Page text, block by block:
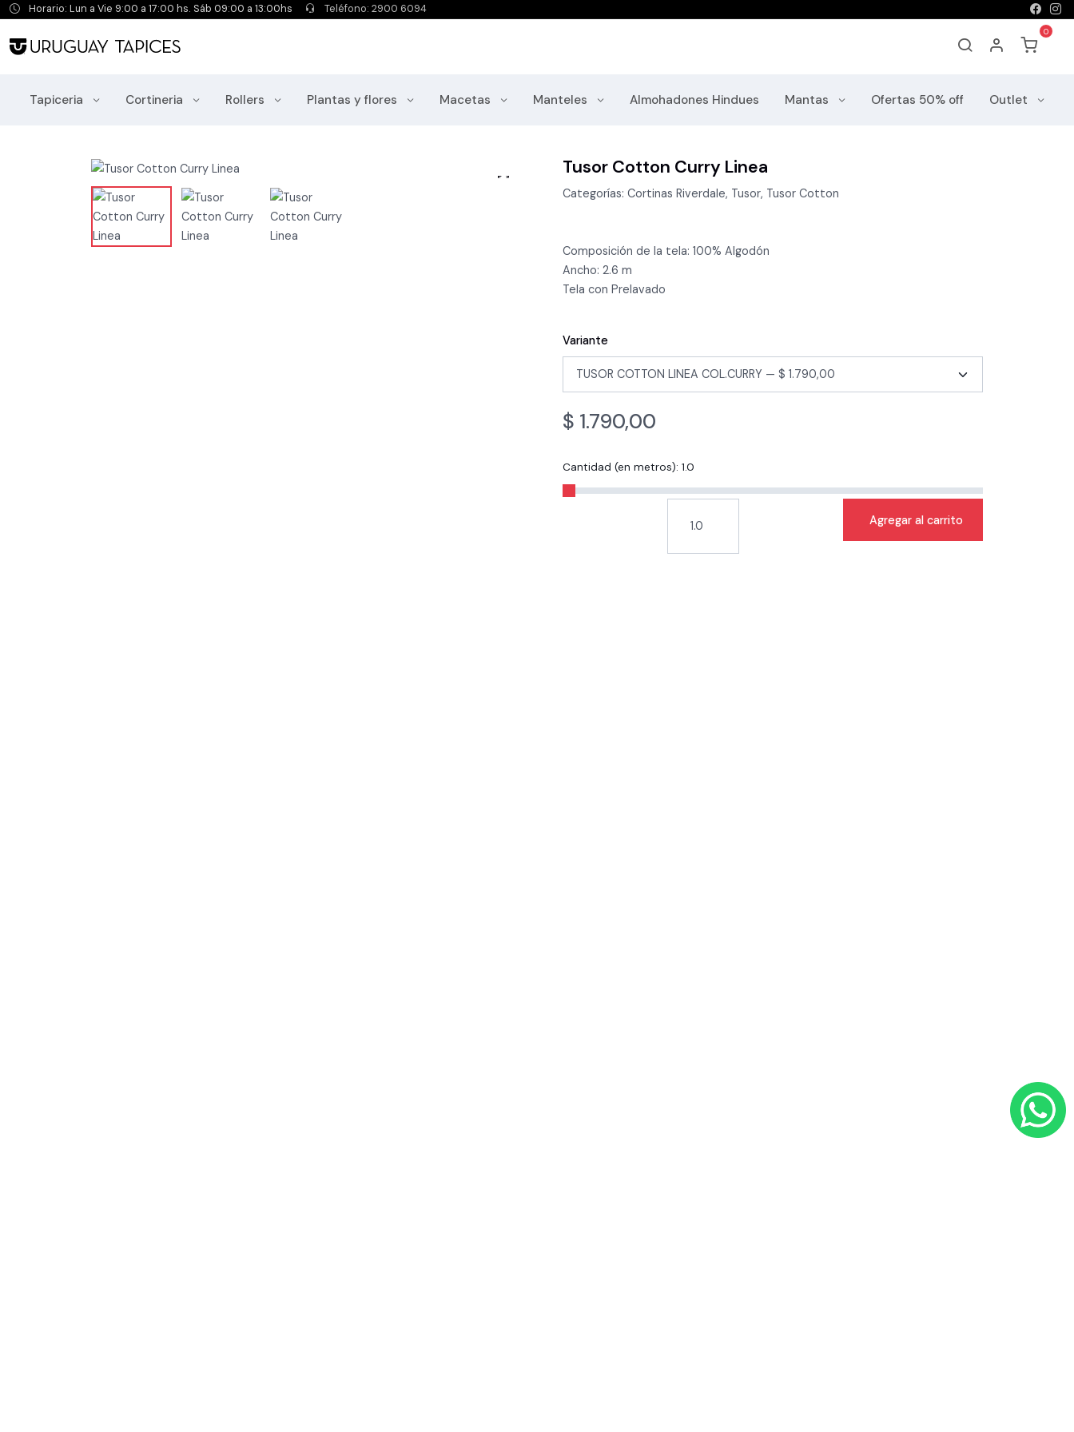
Horario: Lun a Vie 9:00 a 17:00 hs. Sáb 09:00 a 13:00hs Teléfono: 2900 6094
Tapiceria Cortineria Rollers Plantas y flores Macetas Manteles Almohadones Hindues Mantas Ofertas 50% off Outlet
Tusor Cotton Curry Linea
Categorías: Cortinas Riverdale, Tusor, Tusor Cotton
Composición de la tela: 100% Algodón
Ancho: 2.6 m
Tela con Prelavado
Variante
$ 1.790,00
Cantidad (en metros): 1.0
Agregar al carrito